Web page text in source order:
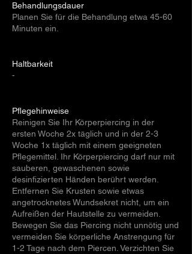
Behandlungsdauer
Planen Sie für die Behandlung etwa 45-60
Minuten ein.
Haltbarkeit
-
Pflegehinweise
Reinigen Sie Ihr Körperpiercing in der
ersten Woche 2x täglich und in der 2-3
Woche 1x täglich mit einem geeigneten
Pflegemittel. Ihr Körperpiercing darf nur mit
sauberen, gewaschenen sowie
desinfizierten Händen berührt werden.
Entfernen Sie Krusten sowie etwas
angetrocknetes Wundsekret nicht, um ein
Aufreißen der Hautstelle zu vermeiden.
Bewegen Sie das Piercing nicht unnötig und
vermeiden Sie körperliche Anstrengung für
1-2 Tage nach dem Piercen. Verzichten Sie